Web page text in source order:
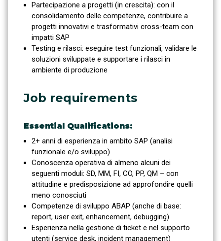
Partecipazione a progetti (in crescita): con il
consolidamento delle competenze, contribuire a
progetti innovativi e trasformativi cross-team con
impatti SAP
Testing e rilasci: eseguire test funzionali, validare le
soluzioni sviluppate e supportare i rilasci in
ambiente di produzione
Job requirements
Essential Qualifications:
2+ anni di esperienza in ambito SAP (analisi
funzionale e/o sviluppo)
Conoscenza operativa di almeno alcuni dei
seguenti moduli: SD, MM, FI, CO, PP, QM – con
attitudine e predisposizione ad approfondire quelli
meno conosciuti
Competenze di sviluppo ABAP (anche di base:
report, user exit, enhancement, debugging)
Esperienza nella gestione di ticket e nel supporto
utenti (service desk, incident management)